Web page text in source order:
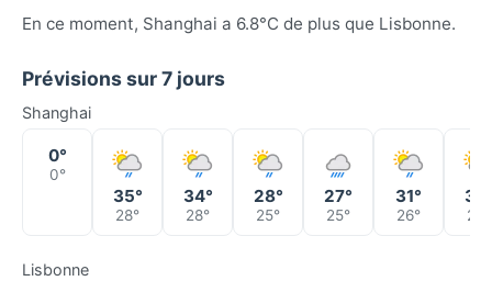
En ce moment, Shanghai a 6.8°C de plus que Lisbonne.
Prévisions sur 7 jours
Shanghai
0°
0°
35°
28°
34°
28°
28°
25°
27°
25°
31°
26° 26°
Lisbonne